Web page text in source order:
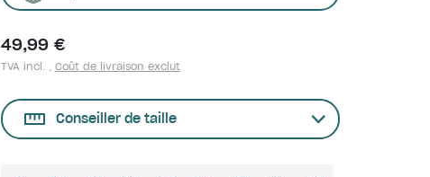
49,99 €
TVA incl. , Coût de livraison exclut
Conseiller de taille